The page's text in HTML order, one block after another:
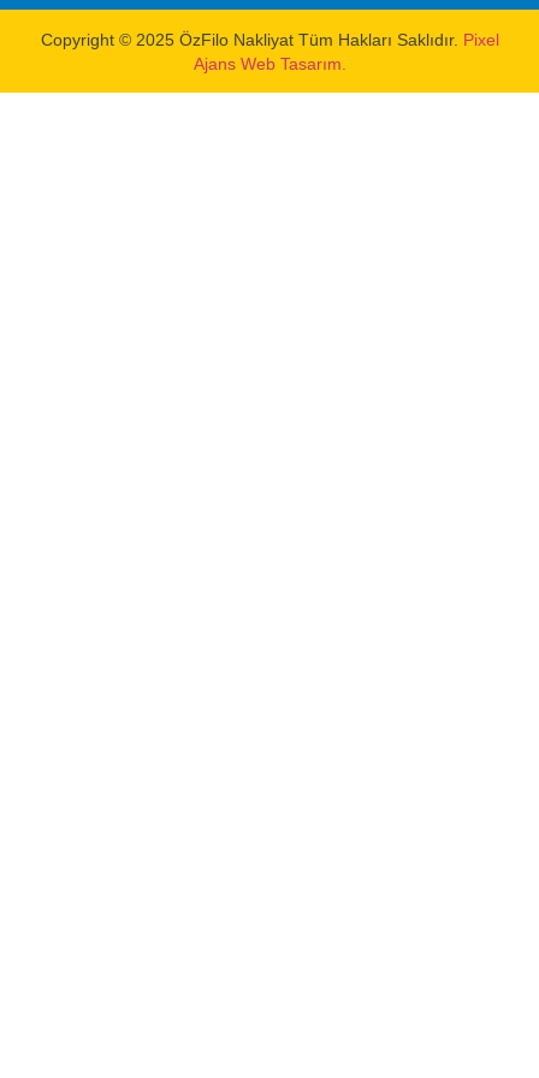
Copyright © 2025 ÖzFilo Nakliyat Tüm Hakları Saklıdır. Pixel
Ajans Web Tasarım.